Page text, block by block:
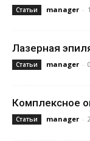
Статьи manager -
Лазерная
Статьи manager -
Комплексное
Статьи manager -